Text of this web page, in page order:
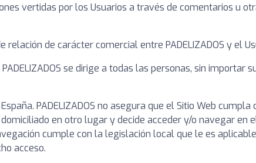
vertidas por los Usuarios a través de comentarios u
de carácter comercial entre PADELIZADOS y el
se dirige a todas las personas, sin importar
PADELIZADOS no asegura que el Sitio Web
en otro lugar y decide acceder y/o navegar en
cumple con la legislación local que le es
acceso.